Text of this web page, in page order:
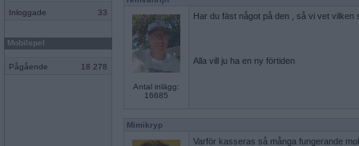
Inloggade 33
Mobilspel
Pågående 18 278
Antal inlägg:
16685
Har du fäst något på den , så vi vet vilken
Alla vill ju ha en ny förtiden
Mimikryp
Varför kasseras så många fungerande